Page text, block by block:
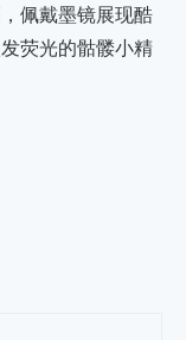
佩戴墨镜展现酷
荧光的骷髅小精